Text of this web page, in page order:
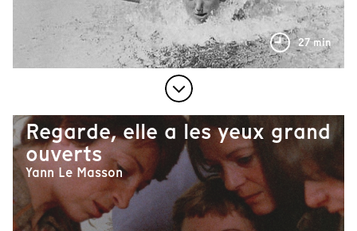
27 min
Regarde, elle a les yeux grand
ouverts
Yann Le Masson